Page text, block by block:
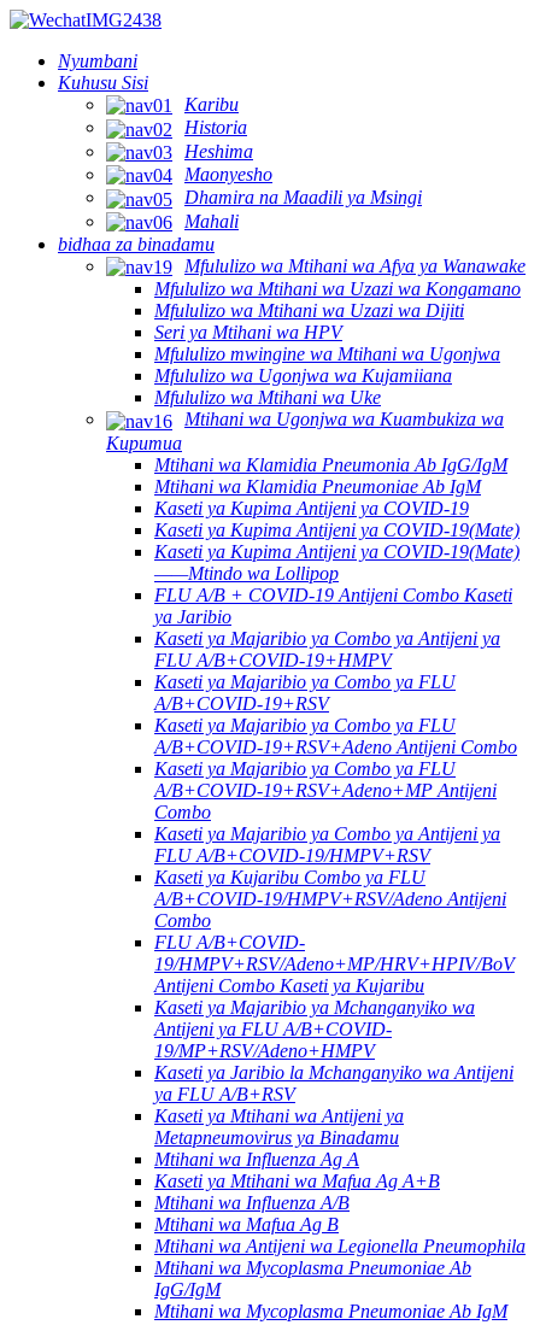
Nyumbani
Kuhusu Sisi
Karibu
Historia
Heshima
Maonyesho
Dhamira na Maadili ya Msingi
Mahali
bidhaa za binadamu
Mfululizo wa Mtihani wa Afya ya Wanawake
Mfululizo wa Mtihani wa Uzazi wa Kongamano
Mfululizo wa Mtihani wa Uzazi wa Dijiti
Seri ya Mtihani wa HPV
Mfululizo mwingine wa Mtihani wa Ugonjwa
Mfululizo wa Ugonjwa wa Kujamiiana
Mfululizo wa Mtihani wa Uke
Mtihani wa Ugonjwa wa Kuambukiza wa
Kupumua
Mtihani wa Klamidia Pneumonia Ab IgG/IgM
Mtihani wa Klamidia Pneumoniae Ab IgM
Kaseti ya Kupima Antijeni ya COVID-19
Kaseti ya Kupima Antijeni ya COVID-19(Mate)
Kaseti ya Kupima Antijeni ya COVID-19(Mate)
——Mtindo wa Lollipop
FLU A/B + COVID-19 Antijeni Combo Kaseti
ya Jaribio
Kaseti ya Majaribio ya Combo ya Antijeni ya
FLU A/B+COVID-19+HMPV
Kaseti ya Majaribio ya Combo ya FLU
A/B+COVID-19+RSV
Kaseti ya Majaribio ya Combo ya FLU
A/B+COVID-19+RSV+Adeno Antijeni Combo
Kaseti ya Majaribio ya Combo ya FLU
A/B+COVID-19+RSV+Adeno+MP Antijeni
Combo
Kaseti ya Majaribio ya Combo ya Antijeni ya
FLU A/B+COVID-19/HMPV+RSV
Kaseti ya Kujaribu Combo ya FLU
A/B+COVID-19/HMPV+RSV/Adeno Antijeni
Combo
FLU A/B+COVID-
19/HMPV+RSV/Adeno+MP/HRV+HPIV/BoV
Antijeni Combo Kaseti ya Kujaribu
Kaseti ya Majaribio ya Mchanganyiko wa
Antijeni ya FLU A/B+COVID-
19/MP+RSV/Adeno+HMPV
Kaseti ya Jaribio la Mchanganyiko wa Antijeni
ya FLU A/B+RSV
Kaseti ya Mtihani wa Antijeni ya
Metapneumovirus ya Binadamu
Mtihani wa Influenza Ag A
Kaseti ya Mtihani wa Mafua Ag A+B
Mtihani wa Influenza A/B
Mtihani wa Mafua Ag B
Mtihani wa Antijeni wa Legionella Pneumophila
Mtihani wa Mycoplasma Pneumoniae Ab
IgG/IgM
Mtihani wa Mycoplasma Pneumoniae Ab IgM